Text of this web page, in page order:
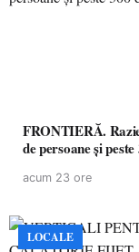
FRONTIERĂ.
de persoane și
acum 23 ore
LOCALE